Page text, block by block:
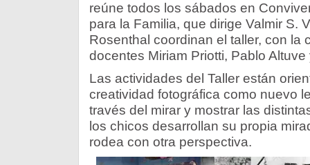
reúne todos los sábados en
para la Familia, que dirige Valmir S.
Rosenthal coordinan el taller, con la
docentes Miriam Priotti, Pablo
Las actividades del Taller están
creatividad fotográfica como nuevo
través del mirar y mostrar las
los chicos desarrollan su propia
rodea con otra perspectiva.